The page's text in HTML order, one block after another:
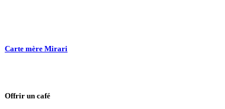
Carte mère Mirari
Offrir un café